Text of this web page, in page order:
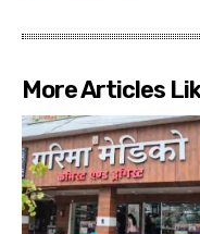
More Articles